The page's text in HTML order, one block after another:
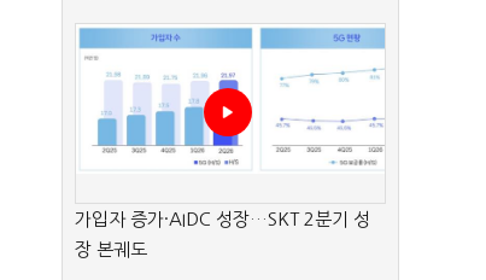
가입자 증가·AIDC 성장…SKT 2분기 성
장 본궤도